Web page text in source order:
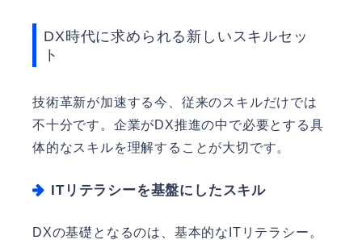
DX時代に求められる新しいスキルセッ
ト
技術革新が加速する今、従来のスキルだけでは
不十分です。企業がDX推進の中で必要とする具
体的なスキルを理解することが大切です。
ITリテラシーを基盤にしたスキル
DXの基礎となるのは、基本的なITリテラシー。